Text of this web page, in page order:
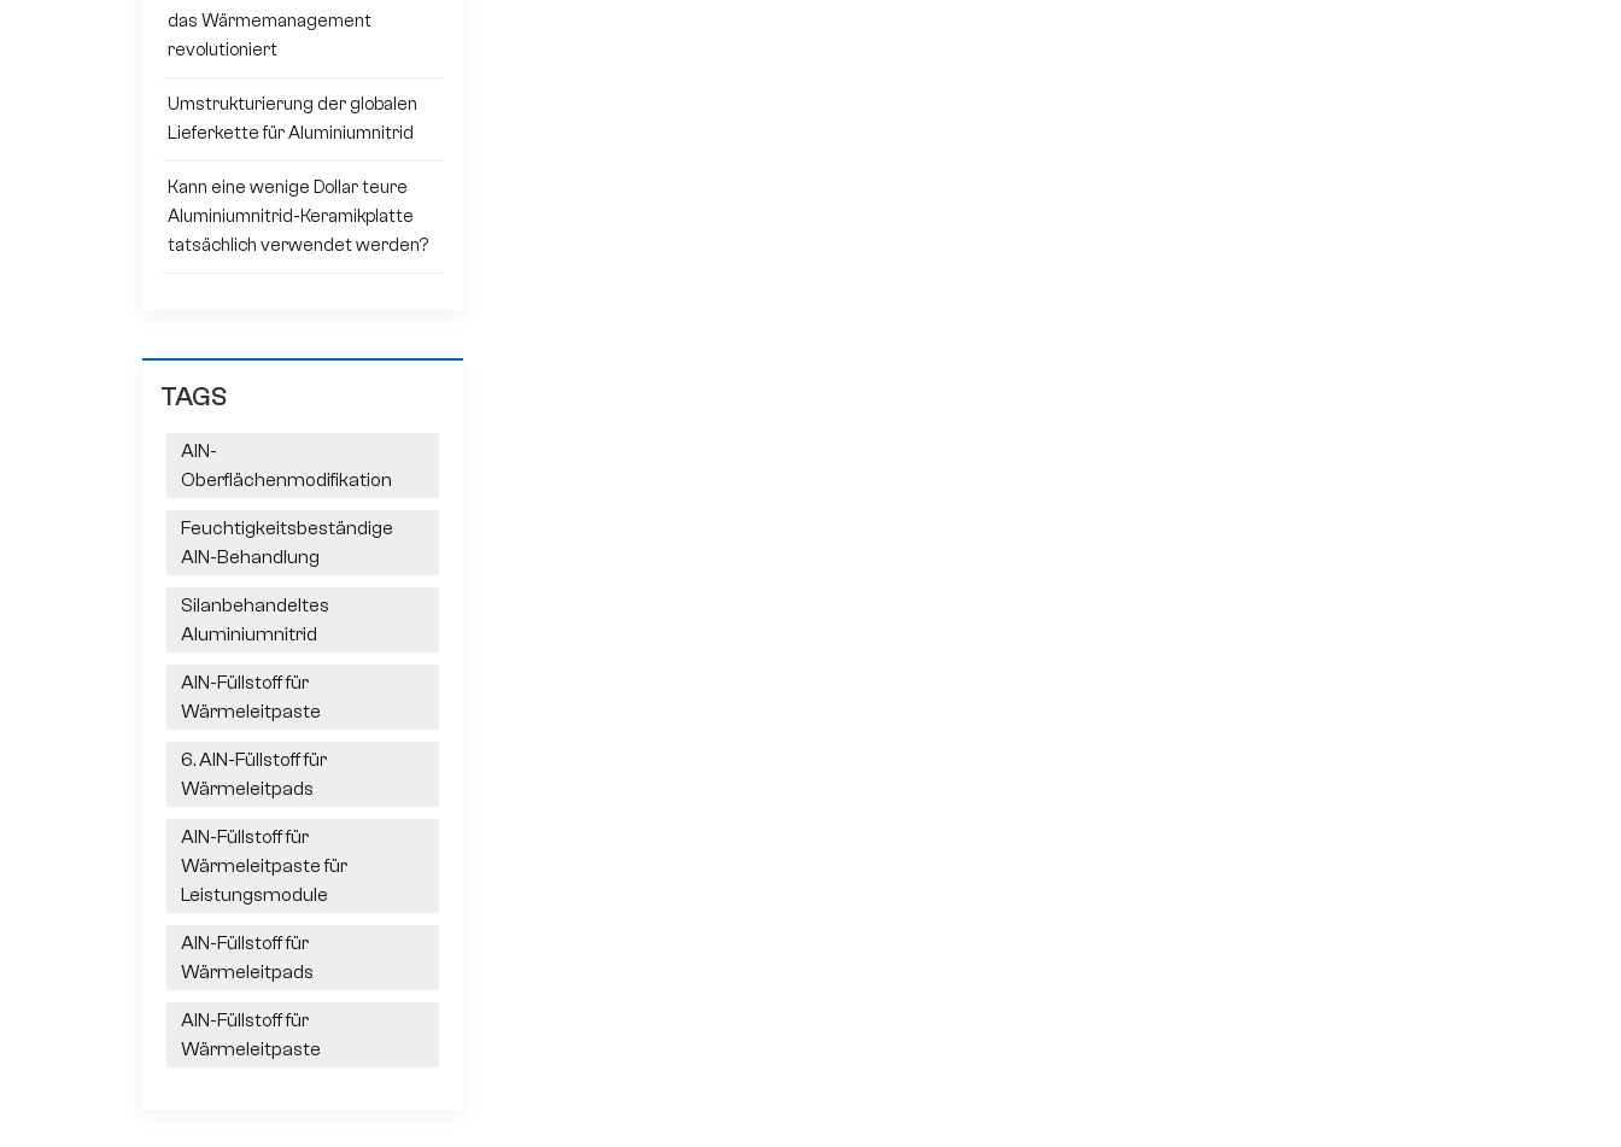
das Wärmemanagement
revolutioniert
Umstrukturierung der globalen
Lieferkette für Aluminiumnitrid
Kann eine wenige Dollar teure
Aluminiumnitrid-Keramikplatte
tatsächlich verwendet werden?
TAGS
AlN-
Oberflächenmodifikation
Feuchtigkeitsbeständige
AlN-Behandlung
Silanbehandeltes
Aluminiumnitrid
AlN-Füllstoff für
Wärmeleitpaste
6. AlN-Füllstoff für
Wärmeleitpads
AlN-Füllstoff für
Wärmeleitpaste für
Leistungsmodule
AlN-Füllstoff für
Wärmeleitpads
AlN-Füllstoff für
Wärmeleitpaste